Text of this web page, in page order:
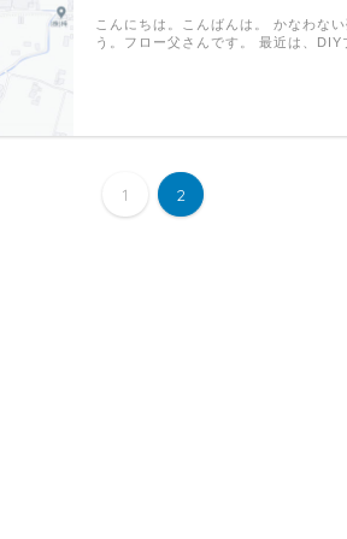
こんにちは。こんばんは。 かなわな
う。フロー父さんです。 最近は、
1 2